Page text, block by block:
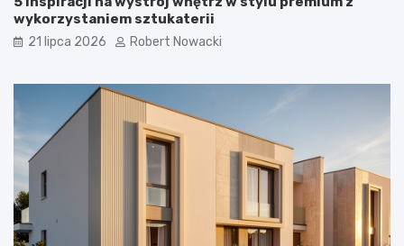
iwykorzystaniem sztukaterii
21 lipca 2026 Robert Nowacki